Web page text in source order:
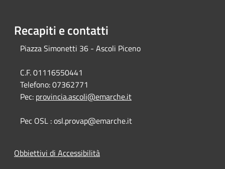
Recapiti e contatti
Piazza Simonetti 36 - Ascoli Piceno
C.F. 01116550441
Telefono:07362771
Pec: provincia.ascoli@emarche.it
Pec OSL : osl.provap@emarche.it
Obbiettivi di Accessibilità